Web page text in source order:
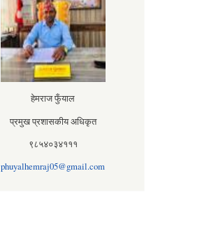
हेमराज फुँयाल
प्रमुख प्रशासकीय अधिकृत
९८५४०३४१११
phuyalhemraj05@gmail.com